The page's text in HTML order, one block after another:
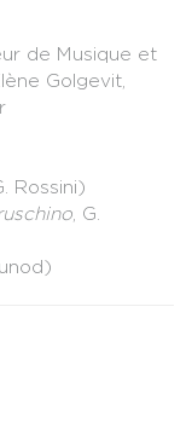
de Musique et
Golgevit,
Rossini)
, G.